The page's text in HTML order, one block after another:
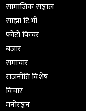
सामाजिक सञ्जाल
साझा टि.भी
फोटो फिचर
बजार
समाचार
राजनीति विशेष
विचार
मनोरञ्जन